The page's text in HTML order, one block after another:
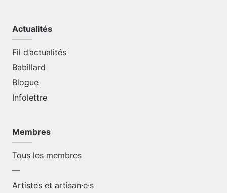
Actualités
Fil d’actualités
Babillard
Blogue
Infolettre
Membres
Tous les membres
—
Artistes et artisan·e·s